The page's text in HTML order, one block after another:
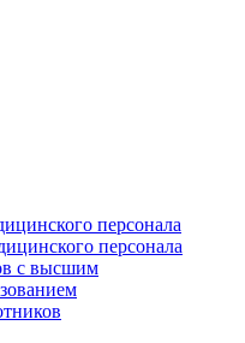
персонала
персонала
с высшим